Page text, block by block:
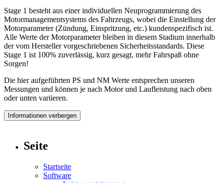
Stage 1 besteht aus einer individuellen Neuprogrammierung des
Motormanagementsystems des Fahrzeugs, wobei die Einstellung der
Motorparameter (Zündung, Einspritzung, etc.) kundenspezifisch ist.
Alle Werte der Motorparameter bleiben in diesem Stadium innerhalb
der vom Hersteller vorgeschriebenen Sicherheitsstandards. Diese
Stage 1 ist 100% zuverlässig, kurz gesagt, mehr Fahrspaß ohne
Sorgen!
Die hier aufgeführten PS und NM Werte entsprechen unseren
Messungen und können je nach Motor und Laufleistung nach oben
oder unten variieren.
Informationen verbergen
Seite
Startseite
Software